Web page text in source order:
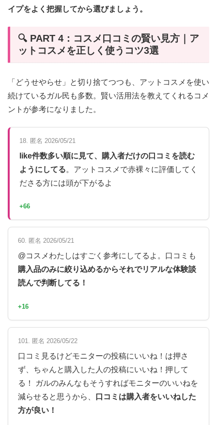
イプをよく把握してから選びましょう。
🔍 PART 4：コスメ口コミの賢い見方｜ア
ットコスメを正しく使うコツ3選
「どうせやらせ」と切り捨てつつも、アットコスメを使い
続けているガル民も多数。賢い活用法を教えてくれるコメ
ントが参考になりました。
18. 匿名 2026/05/21
like件数多い順に見て、購入者だけの口コミを読む
ようにしてる。アットコスメで赤裸々に評価してく
ださる方には頭が下がるよ
+66
60. 匿名 2026/05/21
@コスメわたしはすごく参考にしてるよ。口コミも
購入品のみに絞り込めるからそれでリアルな体験談
読んで判断してる！
+16
101. 匿名 2026/05/22
口コミ見るけどモニターの投稿にいいね！は押さ
ず、ちゃんと購入した人の投稿にいいね！押して
る！ ガルのみんなもそうすればモニターのいいねを
減らせると思うから、
口コミは購入者をいいねした
方が良い！